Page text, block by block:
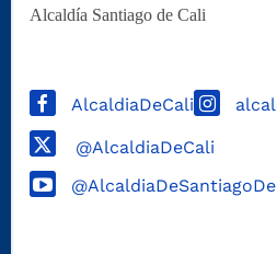
Alcaldía Santiago de Cali
AlcaldiaDeCali
@AlcaldiaDeCali